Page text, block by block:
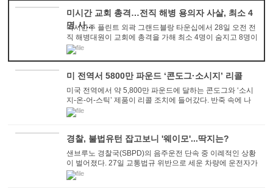
미시간 교회 총격…전직 해병 용의자 사살, 최소 4
명 사...
미시간주 플린트 외곽 그랜드블랑 타운십에서 28일 오전 전
직 해병대원이 교회에 총격을 가해 최소 4명이 숨지고 8명이
다쳤다고 AP, CNN, NBC 등 언론들이 28일 ...
미 전역서 5800만 파운드 ‘콘도그·소시지’ 리콜
미국 전역에서 약 5,800만 파운드에 달하는 콘도그와 ‘소시
지-온-어-스틱’ 제품이 리콜 조치에 들어갔다. 반죽 속에 나
무조각이 섞여 들어간 사실이 ...
경찰, 불법유턴 잡고보니 '웨이모'...딱지는?
샌브루노 경찰국(SBPD)의 음주운전 단속 중 이례적인 상황
이 벌어졌다. 27일 교통법규 위반으로 세운 차량에 운전자가
없었던 것. 28일 KRON4 뉴스는 경찰에 따르...